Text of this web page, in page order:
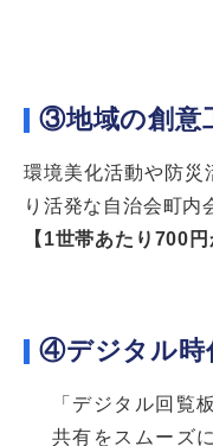
③地域の創意
環境美化活動や防災
り活発な自治会町内
【1世帯あたり700
④デジタル時
「デジタル回覧
共有をスムーズ